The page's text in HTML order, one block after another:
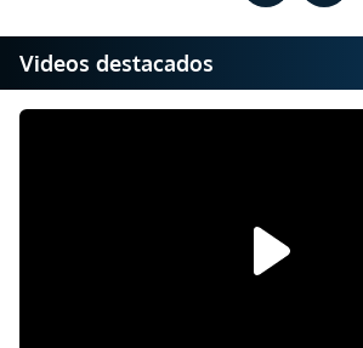
Videos destacados